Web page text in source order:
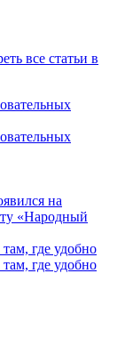
все статьи в
на
«Народный
где удобно
где удобно